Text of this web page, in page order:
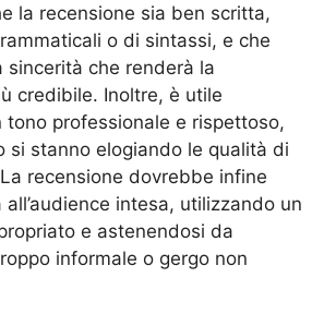
la recensione sia ben scritta,
o di sintassi, e che
sincerità che renderà la
credibile. Inoltre, è utile
tono professionale e rispettoso,
si stanno elogiando le qualità di
recensione dovrebbe infine
intesa, utilizzando un
e astenendosi da
informale o gergo non